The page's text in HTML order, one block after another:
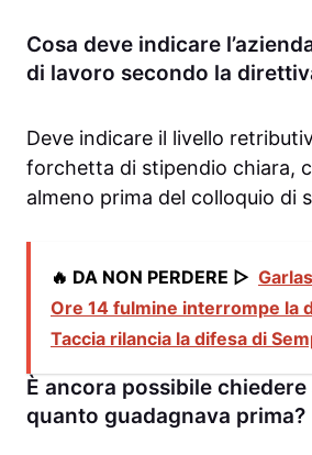
Cosa deve indicare
di lavoro secondo la
Deve indicare il livello
forchetta di stipendio chiara,
almeno prima del colloquio di
🔥 DA NON PERDERE ▷
Ore 14 fulmine interrompe la
Taccia rilancia la difesa di
È ancora possibile
quanto guadagnava prima?